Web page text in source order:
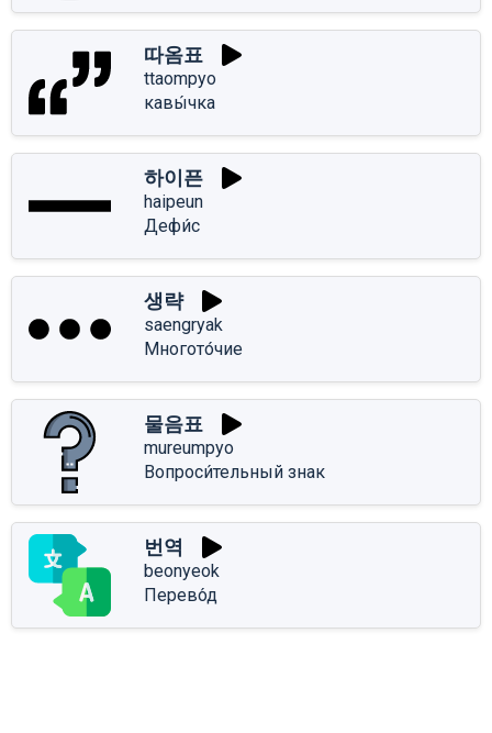
따옴표
ttaompyo
кавы́чка
하이픈
haipeun
Дефи́с
생략
saengryak
Многото́чие
물음표
mureumpyo
Вопроси́тельный знак
번역
beonyeok
Перево́д